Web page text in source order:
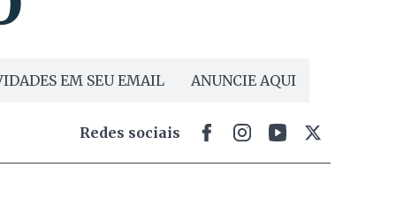
EM SEU EMAIL ANUNCIE AQUI
Redes sociais